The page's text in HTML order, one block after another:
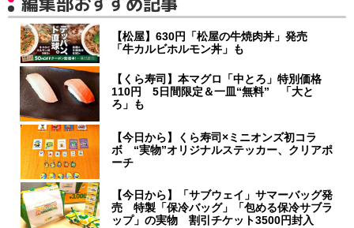
【松屋】630円「松屋の牛焼肉丼」発売
「牛カルビホルモン丼」も
【くら寿司】本マグロ「中とろ」特別価格
110円 5日間限定＆一皿“無料” 「大と
ろ」も
【今日から】くら寿司×ミニオンズ初コラ
ボ “実物”オリジナルステッカー、クリアポ
ーチ
【今日から】「サブウェイ」サマーバッグ発
売 特製「保冷バッグ」「包める保冷サブラ
ップ」の実物 割引チケット3500円封入